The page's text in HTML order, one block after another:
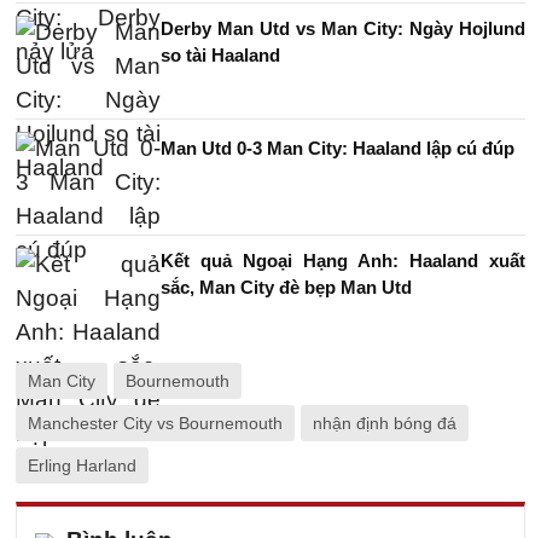
Derby Man Utd vs Man City: Ngày Hojlund
so tài Haaland
Man Utd 0-3 Man City: Haaland lập cú đúp
Kết quả Ngoại Hạng Anh: Haaland xuất
sắc, Man City đè bẹp Man Utd
Man City Bournemouth
Manchester City vs Bournemouth nhận định bóng đá
Erling Harland